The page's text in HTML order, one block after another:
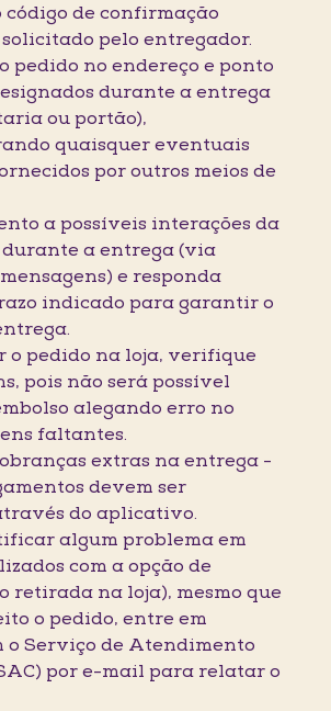
código de confirmação
pelo entregador.
pedido no endereço e ponto
durante a entrega
ou portão),
quaisquer eventuais
por outros meios de
a possíveis interações da
durante a entrega (via
e responda
indicado para garantir o
o pedido na loja, verifique
pois não será possível
alegando erro no
faltantes.
extras na entrega -
devem ser
do aplicativo.
algum problema em
com a opção de
retirada na loja), mesmo que
o pedido, entre em
o Serviço de Atendimento
por e-mail para relatar o